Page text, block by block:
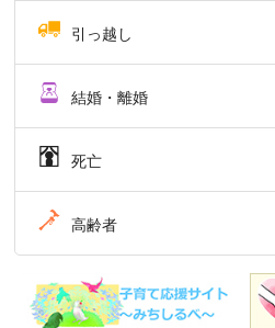
引っ越し
結婚・離婚
死亡
高齢者